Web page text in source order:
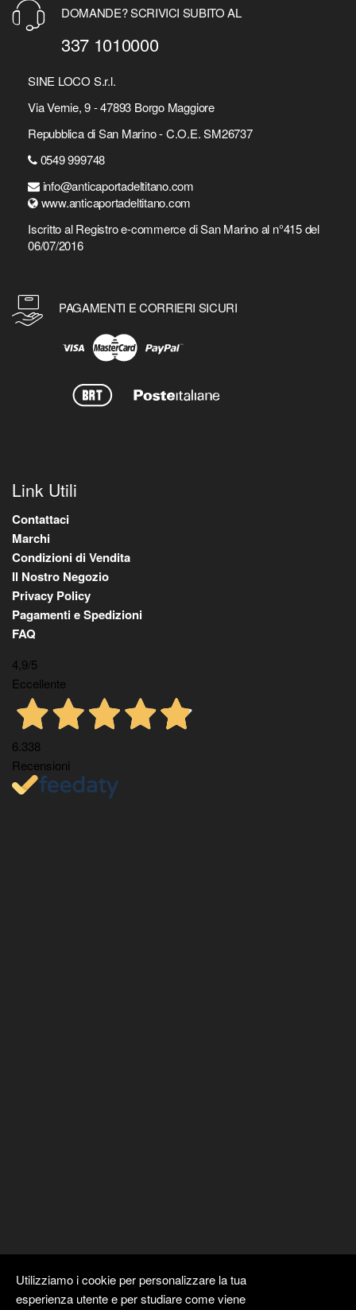
DOMANDE? SCRIVICI SUBITO AL
337 1010000
SINE LOCO S.r.l.
Via Vernie, 9 - 47893 Borgo Maggiore
Repubblica di San Marino - C.O.E. SM26737
0549 999748
info@anticaportadeltitano.com
www.anticaportadeltitano.com
Iscritto al Registro e-commerce di San Marino al n°415 del
06/07/2016
PAGAMENTI E CORRIERI SICURI
Link Utili
Contattaci
Marchi
Condizioni di Vendita
Il Nostro Negozio
Privacy Policy
Pagamenti e Spedizioni
FAQ
4,9/5
Eccellente
6.338
Recensioni
Utilizziamo i cookie per personalizzare la tua
esperienza utente e per studiare come viene